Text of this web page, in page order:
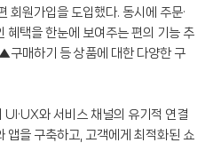
회원가입을 도입했다. 동시에 주문·
혜택을 한눈에 보여주는 편의 기능 추
매하기 등 상품에 대한 다양한 구
와 서비스 채널의 유기적 연결
앱을 구축하고, 고객에게 최적화된 쇼